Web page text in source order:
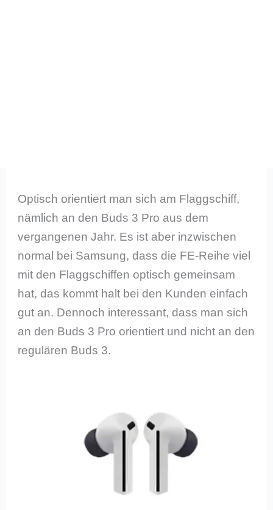
Optisch orientiert man sich am Flaggschiff,
nämlich an den Buds 3 Pro aus dem
vergangenen Jahr. Es ist aber inzwischen
normal bei Samsung, dass die FE-Reihe viel
mit den Flaggschiffen optisch gemeinsam
hat, das kommt halt bei den Kunden einfach
gut an. Dennoch interessant, dass man sich
an den Buds 3 Pro orientiert und nicht an den
regulären Buds 3.